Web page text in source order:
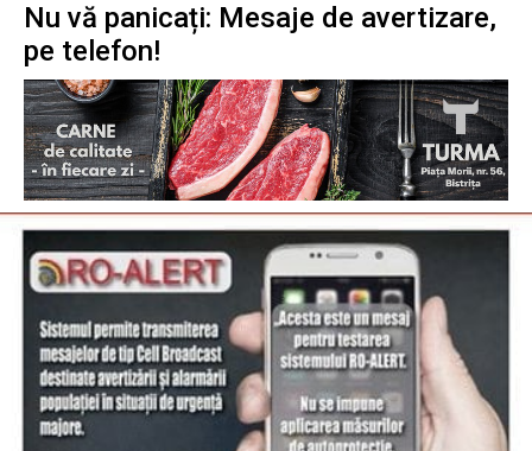
Nu vă panicați: Mesaje de avertizare,
pe telefon!